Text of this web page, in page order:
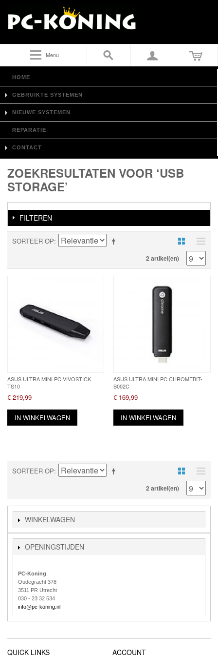
Menu
HOME
GEBRUIKTE SYSTEMEN
NIEUWE SYSTEMEN
REPARATIE
CONTACT
ZOEKRESULTATEN VOOR ‘USB
STORAGE’
FILTEREN
SORTEER OP
2 artikel(en)
ASUS ULTRA MINI PC VIVOSTICK
TS10
€ 219,99
IN WINKELWAGEN
ASUS ULTRA MINI PC CHROMEBIT-
B002C
€ 169,99
IN WINKELWAGEN
SORTEER OP
2 artikel(en)
WINKELWAGEN
OPENINGSTIJDEN
PC-Koning
Oudegracht 378
3511 PR Utrecht
030 - 23 32 534
info@pc-koning.nl
QUICK LINKS ACCOUNT